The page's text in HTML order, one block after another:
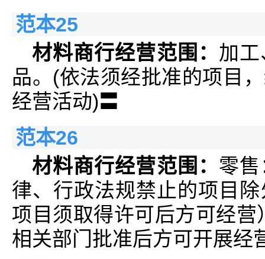
范本25
材料商行经营范围： 加
品。(依法须经批准的项目
经营活动)〓
范本26
材料商行经营范围： 零
律、行政法规禁止的项目
项目须取得许可后方可经
相关部门批准后方可开展经